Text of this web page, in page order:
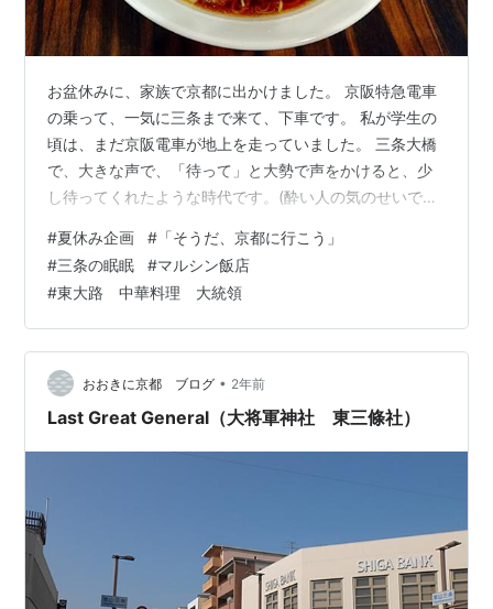
お盆休みに、家族で京都に出かけました。 京阪特急電車
の乗って、一気に三条まで来て、下車です。 私が学生の
頃は、まだ京阪電車が地上を走っていました。 三条大橋
で、大きな声で、「待って」と大勢で声をかけると、少
し待ってくれたような時代です。(酔い人の気のせいです)
かったです。 懐かしい時代です。 大晦日、八坂さんでは
境内に「をけら火」貰って、縄を回しながら、家に持ち
帰って、雑煮の火にするんですよね。 バスなどでも、車
内で火を回していた時代です。 そんな時代から、私が子
供を連れて、京都三条にやって来るとは、予想も出来な
かったことです。 昨日の記事…
#夏休み企画 # 「そうだ、京都に行こう」
#三条の眠眠 #マルシン飯店
#東大路 中華料理 大統領
おおきに京都 ブログ • 2年前
Last Great General（大将軍神社 東三條社）